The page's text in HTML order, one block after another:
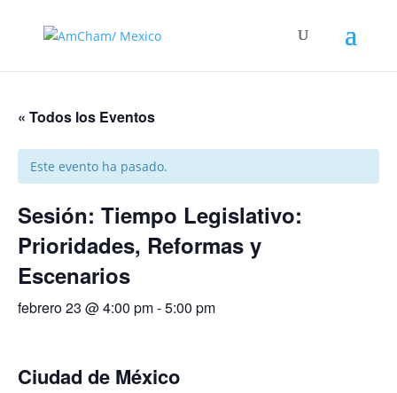
« Todos los Eventos
Este evento ha pasado.
Sesión: Tiempo Legislativo:
Prioridades, Reformas y
Escenarios
febrero 23 @ 4:00 pm-5:00 pm
Ciudad de México